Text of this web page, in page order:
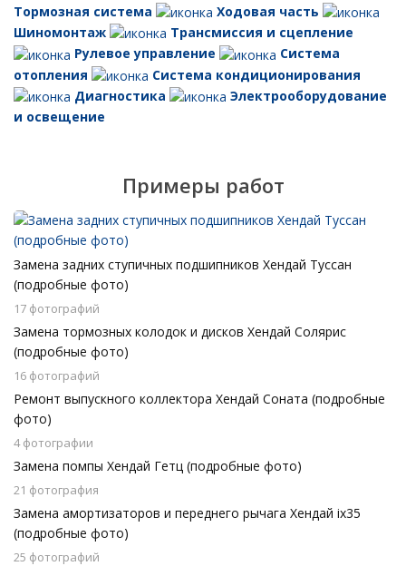
Тормозная система
Ходовая часть
Шиномонтаж
Трансмиссия и сцепление
Рулевое управление
Система
отопления
Система кондиционирования
Диагностика
Электрооборудование
и освещение
Примеры работ
Замена задних ступичных подшипников Хендай Туссан
(подробные фото)
17 фотографий
Замена тормозных колодок и дисков Хендай Солярис
(подробные фото)
16 фотографий
Ремонт выпускного коллектора Хендай Соната (подробные
фото)
4 фотографии
Замена помпы Хендай Гетц (подробные фото)
21 фотография
Замена амортизаторов и переднего рычага Хендай ix35
(подробные фото)
25 фотографий